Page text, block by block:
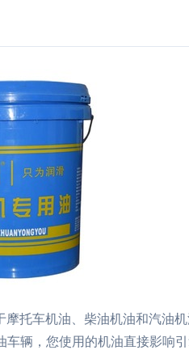
托车机油、柴油机油和汽油
辆，您使用的机油直接影响